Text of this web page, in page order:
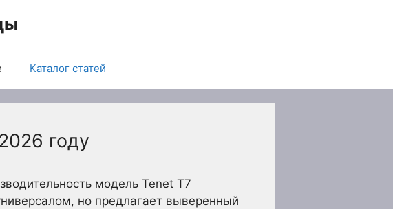
Каталог статей
году
модель Tenet T7
но предлагает выверенный